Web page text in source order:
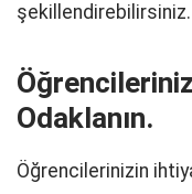
şekillendirebilirsiniz.
Odaklanın.
Öğrencilerinizin